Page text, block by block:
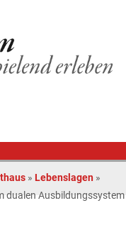
» Lebenslagen »
dualen Ausbildungssystem